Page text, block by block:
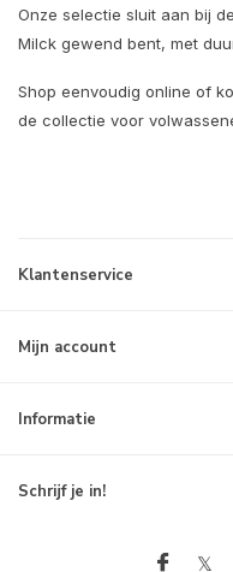
Onze selectie sluit aan bij
Milck gewend bent, met
Shop eenvoudig online of
de collectie voor
Klantenservice
Mijn account
Informatie
Schrijf je in!